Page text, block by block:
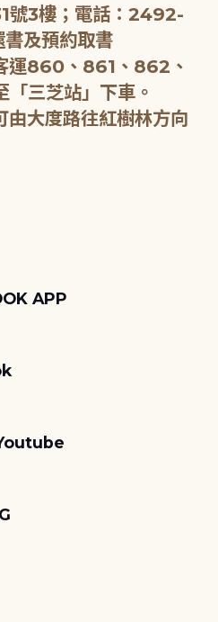
號3樓；電話：2492-
及預約取書
運860、861、862、
三芝站」下車。
由大度路往紅樹林方向
APP